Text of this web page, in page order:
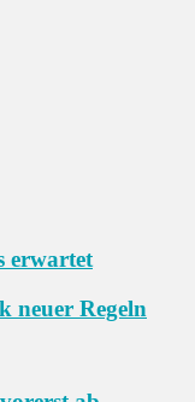
erwartet
neuer Regeln